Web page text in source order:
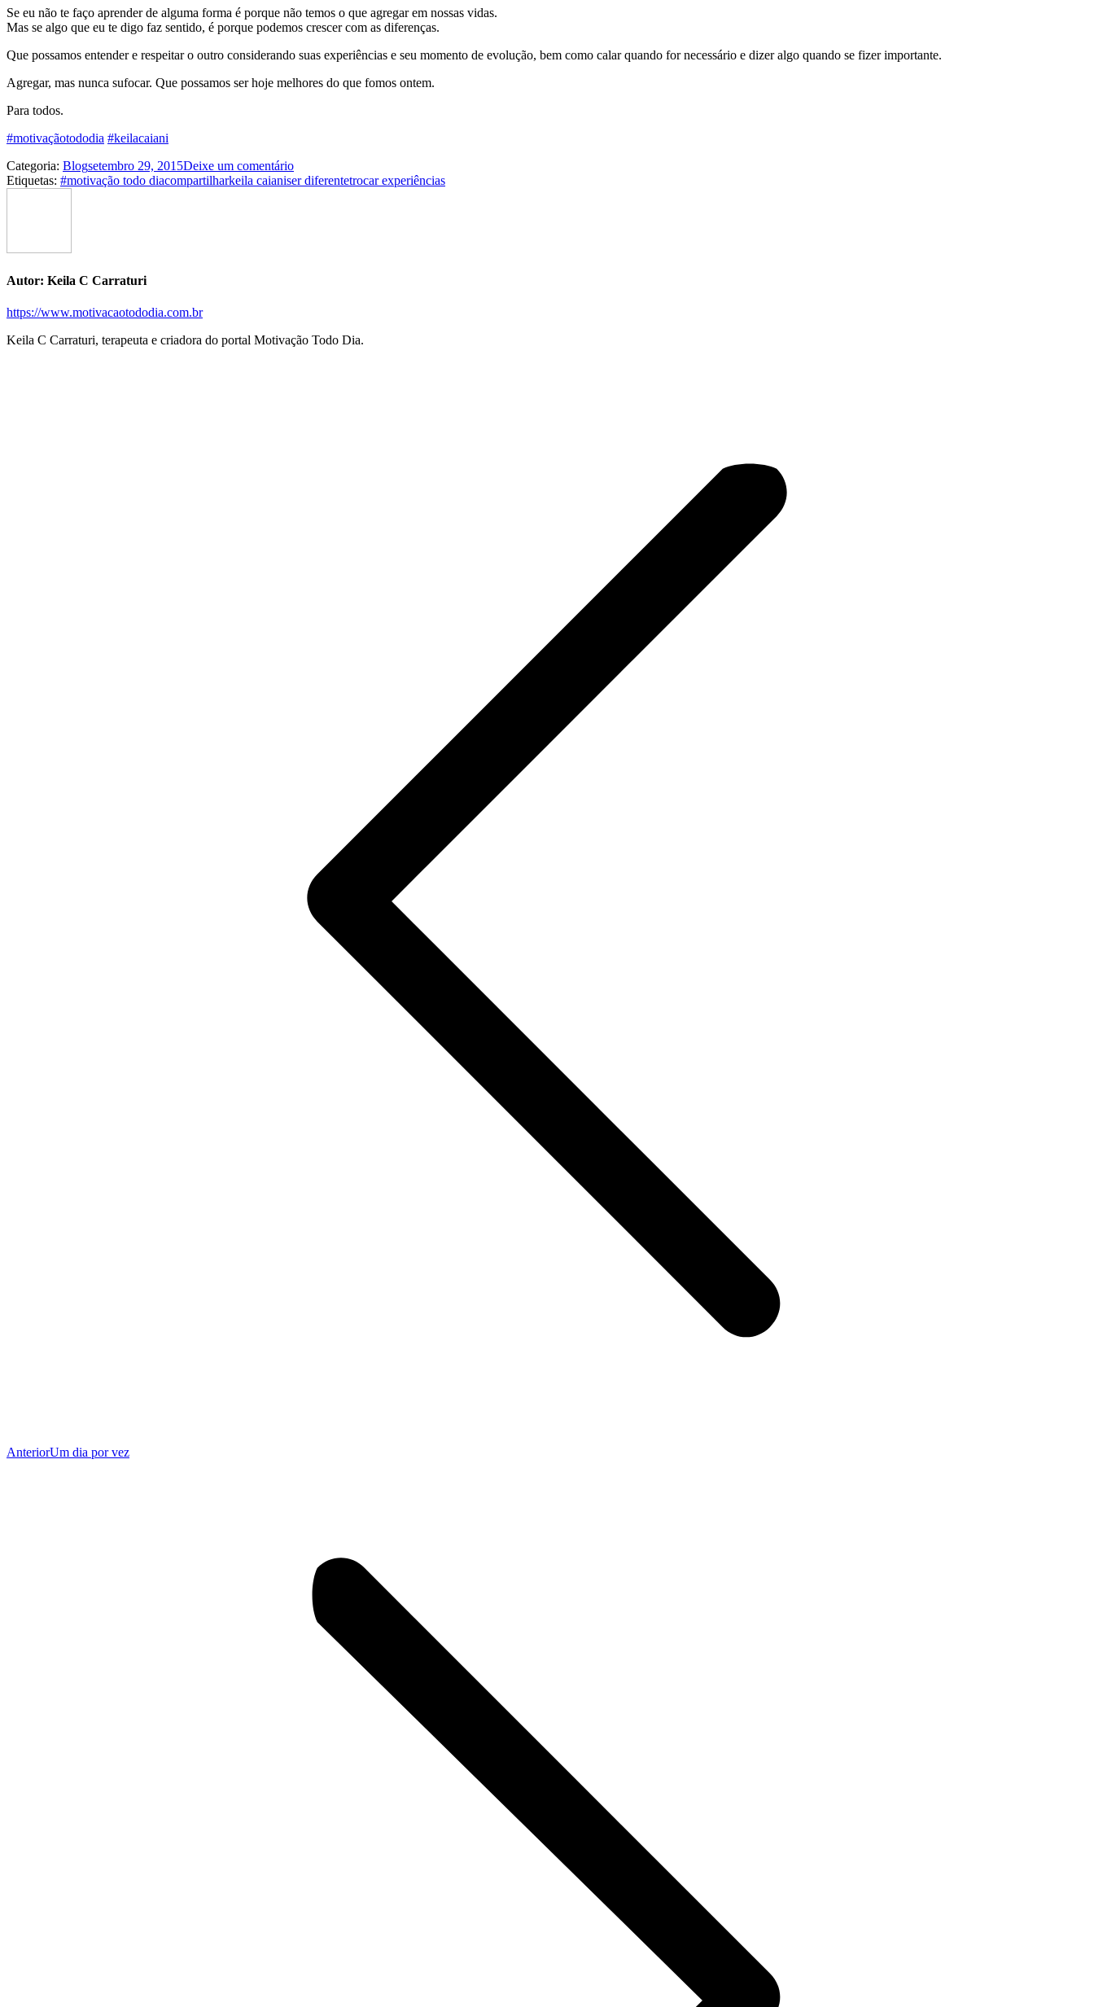
Se eu não te faço aprender de alguma forma é porque não temos o que agregar em nossas vidas.
Mas se algo que eu te digo faz sentido, é porque podemos crescer com as diferenças.
Que possamos entender e respeitar o outro considerando suas experiências e seu momento de evolução, bem como calar quando for necessário e dizer algo quando se fizer importante.
Agregar, mas nunca sufocar. Que possamos ser hoje melhores do que fomos ontem.
Para todos.
‪#‎motivaçãotododia‬ ‪#‎keilacaiani‬
Categoria: Blogsetembro 29, 2015Deixe um comentário
Etiquetas: #motivação todo diacompartilharkeila caianiser diferentetrocar experiências
Autor: Keila C Carraturi
https://www.motivacaotododia.com.br
Keila C Carraturi, terapeuta e criadora do portal Motivação Todo Dia.
AnteriorPublicação
Um dia por vez